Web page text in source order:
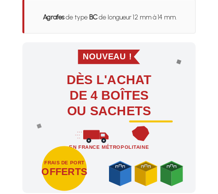
Agrafesde type BCde longueur 12 mm à 14 mm.
NOUVEAU !
DÈS L'ACHAT
DE 4 BOÎTES
OU SACHETS
EN FRANCE MÉTROPOLITAINE
FRAIS DE PORT
OFFERTS